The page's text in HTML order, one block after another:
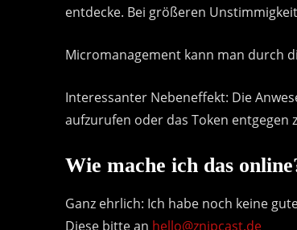
entdecke. Bei größeren
Micromanagement kann man durch
Interessanter Nebeneffekt: Die
aufzurufen oder das Token entgegen
Wie mache ich das
Ganz ehrlich: Ich habe noch keine
Diese bitte an hello@znipcast.de